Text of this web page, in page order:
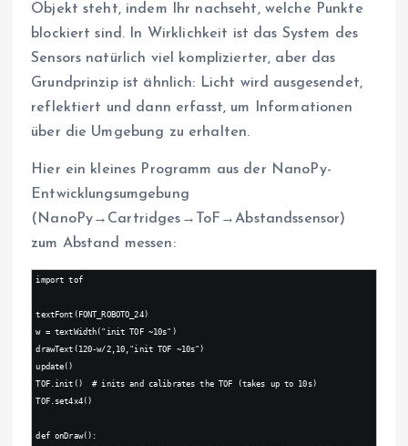
Objekt steht, indem Ihr nachseht, welche Punkte
blockiert sind. In Wirklichkeit ist das System des
Sensors natürlich viel komplizierter, aber das
Grundprinzip ist ähnlich: Licht wird ausgesendet,
reflektiert und dann erfasst, um Informationen
über die Umgebung zu erhalten.
Hier ein kleines Programm aus der NanoPy-
Entwicklungsumgebung
(NanoPy→Cartridges→ToF→Abstandssensor)
zum Abstand messen:
import tof
textFont(FONT_ROBOTO_24)
w = textWidth("init TOF ~10s")
drawText(120-w/2,10,"init TOF ~10s")
update()
TOF.init()  # inits and calibrates the TOF (takes up to 10s)
TOF.set4x4()
def onDraw():